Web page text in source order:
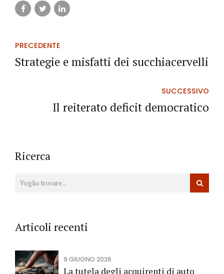
PRECEDENTE
Strategie e misfatti dei succhiacervelli
SUCCESSIVO
Il reiterato deficit democratico
Ricerca
Articoli recenti
9 GIUGNO 2026
La tutela degli acquirenti di auto